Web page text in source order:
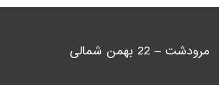
مرودشت – 22 بهمن شمالی